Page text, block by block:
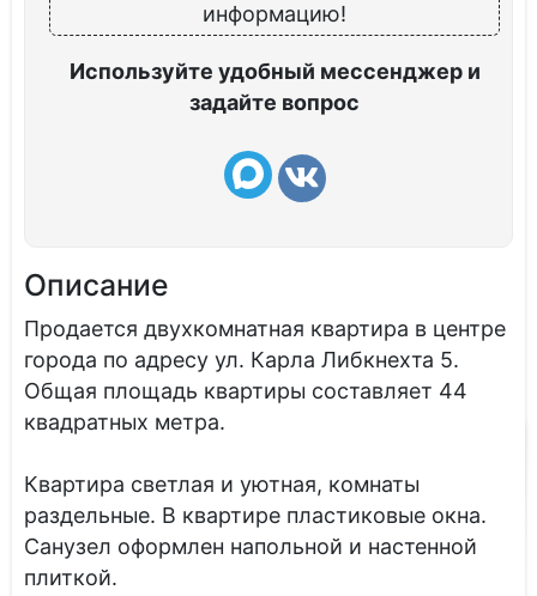
информацию!
Используйте удобный мессенджер и
задайте вопрос
Описание
Продается двухкомнатная квартира в центре
города по адресу ул. Карла Либкнехта 5.
Общая площадь квартиры составляет 44
квадратных метра.
Квартира светлая и уютная, комнаты
раздельные. В квартире пластиковые окна.
Санузел оформлен напольной и настенной
плиткой.